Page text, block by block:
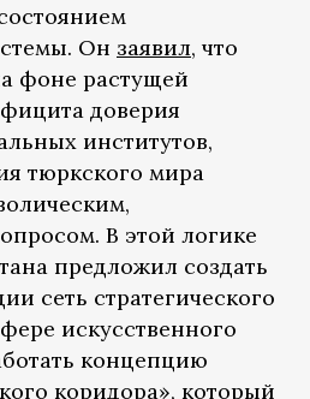
Он заявил, что
фоне растущей
доверия
институтов,
тюркского мира
В этой логике
предложил создать
сеть стратегического
искусственного
концепцию
коридора», который